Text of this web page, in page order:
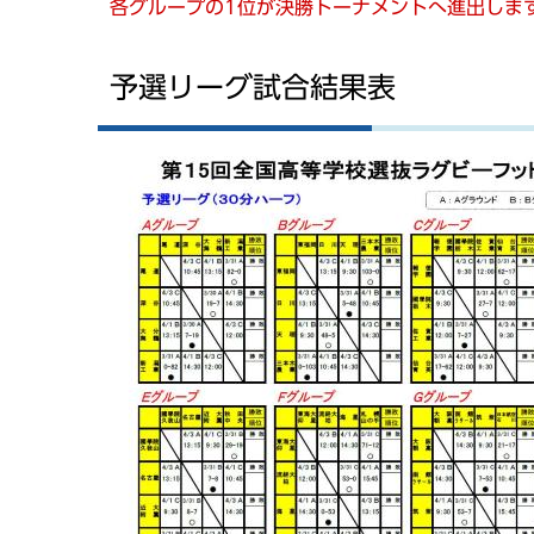
各グループの1位が決勝トーナメントへ進出しま
予選リーグ試合結果表